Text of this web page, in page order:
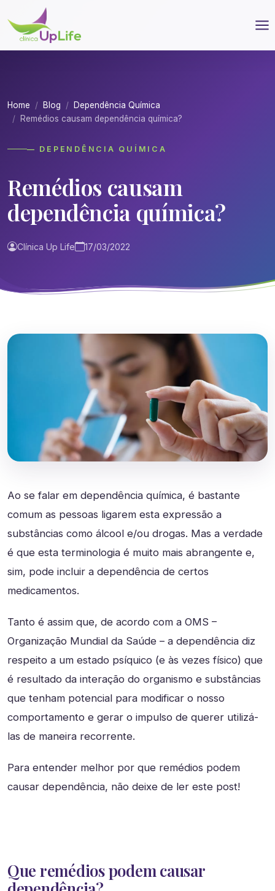
Home Blog
Dependência Química
Remédios causam dependência química?
— DEPENDÊNCIA QUÍMICA
Remédios causam
dependência química?
Clínica Up Life 17/03/2022
Ao se falar em dependência química, é bastante
comum as pessoas ligarem esta expressão a
substâncias como álcool e/ou drogas. Mas a verdade
é que esta terminologia é muito mais abrangente e,
sim, pode incluir a dependência de certos
medicamentos.
Tanto é assim que, de acordo com a OMS –
Organização Mundial da Saúde – a dependência diz
respeito a um estado psíquico (e às vezes físico) que
é resultado da interação do organismo e substâncias
que tenham potencial para modificar o nosso
comportamento e gerar o impulso de querer utilizá-
las de maneira recorrente.
Para entender melhor por que remédios podem
causar dependência, não deixe de ler este post!
Que remédios podem causar